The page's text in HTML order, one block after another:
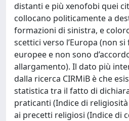
distanti e più xenofobi quei
collocano politicamente a
formazioni di sinistra, e
scettici verso l’Europa (non
europee e non sono
allargamento). Il dato più
dalla ricerca CIRMiB è che
statistica tra il fatto di
praticanti (Indice di
ai precetti religiosi (Indice di